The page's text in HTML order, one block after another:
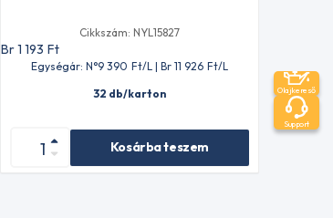
Cikkszám: NYL15827
Br 1 193 Ft
Egységár: N°9 390 Ft/L | Br 11 926 Ft/L
32 db/karton
Kosárba teszem
Olajkereső
Support